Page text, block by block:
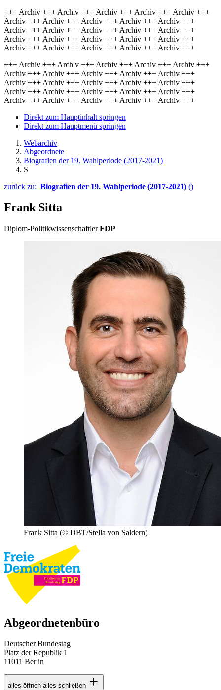
+++ Archiv +++ Archiv +++ Archiv +++ Archiv +++ Archiv +++
Archiv +++ Archiv +++ Archiv +++ Archiv +++ Archiv +++
Archiv +++ Archiv +++ Archiv +++ Archiv +++ Archiv +++
Archiv +++ Archiv +++ Archiv +++ Archiv +++ Archiv +++
Archiv +++ Archiv +++ Archiv +++ Archiv +++ Archiv +++
+++ Archiv +++ Archiv +++ Archiv +++ Archiv +++ Archiv +++
Archiv +++ Archiv +++ Archiv +++ Archiv +++ Archiv +++
Archiv +++ Archiv +++ Archiv +++ Archiv +++ Archiv +++
Archiv +++ Archiv +++ Archiv +++ Archiv +++ Archiv +++
Archiv +++ Archiv +++ Archiv +++ Archiv +++ Archiv +++
Direkt zum Hauptinhalt springen
Direkt zum Hauptmenü springen
Webarchiv
Abgeordnete
Biografien der 19. Wahlperiode (2017-2021)
S
zurück zu: Biografien der 19. Wahlperiode (2017-2021) ()
Frank Sitta
Diplom-Politikwissenschaftler FDP
Frank Sitta (© DBT/Stella von Saldern)
Abgeordnetenbüro
Deutscher Bundestag
Platz der Republik 1
11011 Berlin
alles öffnen alles schließen